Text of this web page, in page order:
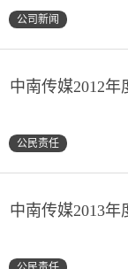
获奖湘企、惟一
公司新闻
中南传媒2012
公民责任
中南传媒2013